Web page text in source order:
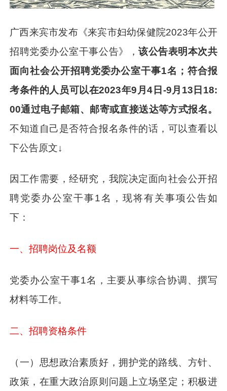
广西来宾市发布《来宾市妇幼保健院2023年公开
招聘党委办公室干事公告》，该公告表明本次共
面向社会公开招聘党委办公室干事1名；符合报
考条件的人员可以在2023年9月4日-9月13日18:
00通过电子邮箱、邮寄或直接送达等方式报名。
不知道自己是否符合报名条件的话，可以查看以
下公告原文↓
因工作需要，经研究，我院决定面向社会公开招
聘党委办公室干事1名，现将有关事项公告如
下：
一、招聘岗位及名额
党委办公室干事1名，主要从事综合协调、撰写
材料等工作。
二、招聘资格条件
（一）思想政治素质好，拥护党的路线、方针、
政策，在重大政治原则问题上立场坚定；积极进